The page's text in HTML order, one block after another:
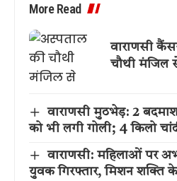
More Read
वाराणसी
चौथी मंजिल
वाराणसी मुठभेड़: 2 बदमाश
को भी लगी गोली; 4 किलो
वाराणसी: महिलाओं पर
युवक गिरफ्तार, मिशन शक्ति के